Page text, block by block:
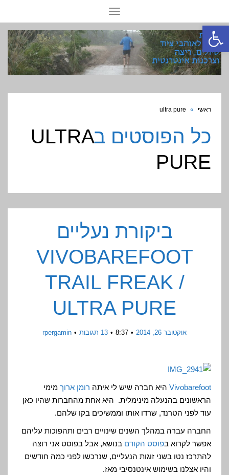
פתח סרגל נגישות
תפריט
ראשי »
ultra pure
כל הפוסטים בULTRA
PURE
ביקורת נעליים
VIVOBAREFOOT
TRAIL FREAK /
ULTRA PURE
אוקטובר 26, 2014 8:37 13 תגובות rpergamin
Vivobarefoot היא חברה שיש לי איתה רומן ארוך מימי
הראשונים בהנעלה מינימלית. היא אחת מהחברות שהיו כאן
עוד לפני הטרנד, שרדו אותו וממשיכים בקו שלהם.
החברה עברה במהלך השנים שינויים רבים ותהפוכות עליהם
אפשר לקרוא בפוסט הקודם בנושא, אבל בפוסט אני רוצה
להתרכז נטו בשני זוגות הנעליים, שנרכשו לפני כמה חודשים
והיו אצלנו בשימוש אינטנסיבי מאז.